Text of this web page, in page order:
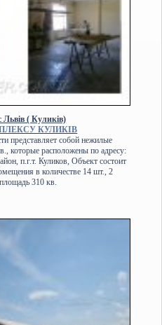
( Куликів)
КУЛИКІВ
представляет собой нежилые
которые расположены по адресу:
п.г.т. Куликов, Объект состоит
в количестве 14 шт., 2
310 кв.